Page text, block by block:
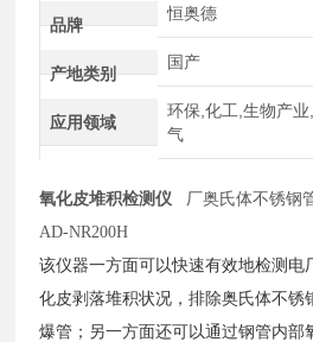
品牌
恒奥德
产地类别
国产
应用领域
环保,化工,生物产
气
氧化皮堆积检测仪 厂奥氏体不锈钢
AD-NR200H
该仪器一方面可以快速有效地检测电
化皮剥落堆积状况，排除奥氏体不锈
爆管；另一方面还可以通过钢管内部